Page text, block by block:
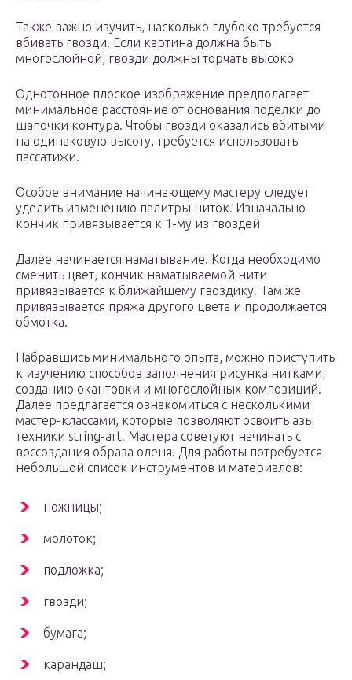
Также важно изучить, насколько глубоко требуется
вбивать гвозди. Если картина должна быть
многослойной, гвозди должны торчать высоко
Однотонное плоское изображение предполагает
минимальное расстояние от основания поделки до
шапочки контура. Чтобы гвозди оказались вбитыми
на одинаковую высоту, требуется использовать
пассатижи.
Особое внимание начинающему мастеру следует
уделить изменению палитры ниток. Изначально
кончик привязывается к 1-му из гвоздей
Далее начинается наматывание. Когда необходимо
сменить цвет, кончик наматываемой нити
привязывается к ближайшему гвоздику. Там же
привязывается пряжа другого цвета и продолжается
обмотка.
Набравшись минимального опыта, можно приступить
к изучению способов заполнения рисунка нитками,
созданию окантовки и многослойных композиций.
Далее предлагается ознакомиться с несколькими
мастер-классами, которые позволяют освоить азы
техники string-art. Мастера советуют начинать с
воссоздания образа оленя. Для работы потребуется
небольшой список инструментов и материалов:
ножницы;
молоток;
подложка;
гвозди;
бумага;
карандаш;